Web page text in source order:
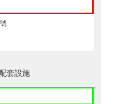
套設施